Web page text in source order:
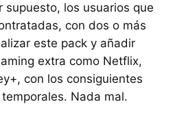
supuesto, los usuarios que
con dos o más
este pack y añadir
extra como Netflix,
con los consiguientes
Nada mal.